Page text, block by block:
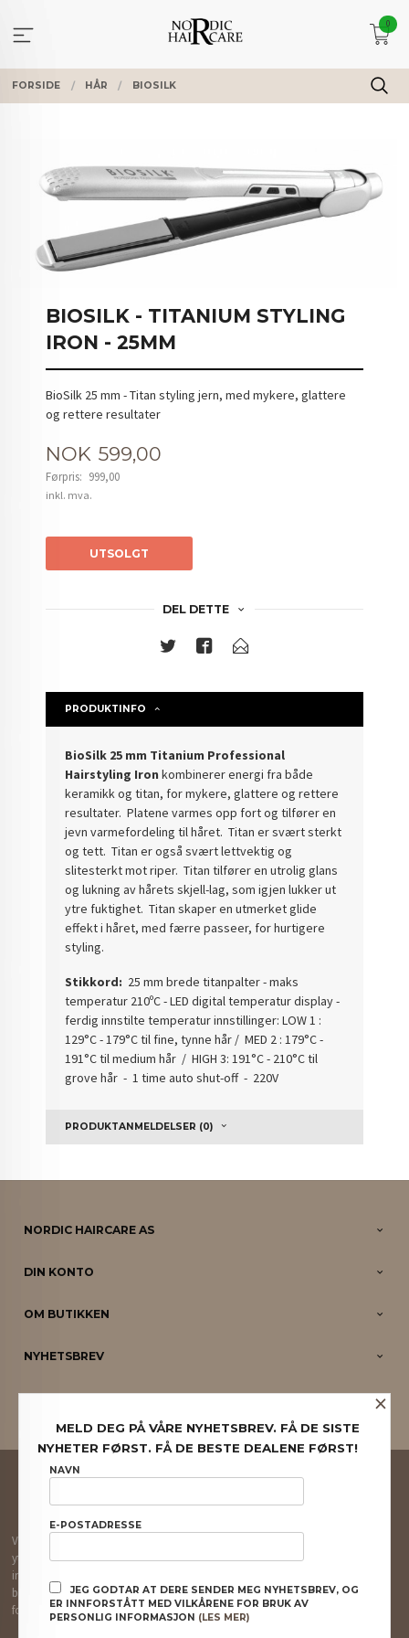
innholdet
0
FORSIDE HÅR BIOSILK
BIOSILK - TITANIUM STYLING
IRON - 25MM
BioSilk 25 mm - Titan styling jern, med mykere, glattere
og rettere resultater
Tilbud
NOK 599,00
Førpris: 999,00
Rabatt
inkl. mva.
UTSOLGT
DEL DETTE
PRODUKTINFO
BioSilk 25 mm Titanium Professional
Hairstyling Iron kombinerer energi fra både
keramikk og titan, for mykere, glattere og rettere
resultater. Platene varmes opp fort og tilfører en
jevn varmefordeling til håret. Titan er svært sterkt
og tett. Titan er også svært lettvektig og
slitesterkt mot riper. Titan tilfører en utrolig glans
og lukning av hårets skjell-lag, som igjen lukker ut
ytre fuktighet. Titan skaper en utmerket glide
effekt i håret, med færre passeer, for hurtigere
styling.
Stikkord: 25 mm brede titanpalter - maks
temperatur 210ºC - LED digital temperatur display -
ferdig innstilte temperatur innstillinger: LOW 1 :
129°C - 179°C til fine, tynne hår / MED 2 : 179°C -
191°C til medium hår / HIGH 3: 191°C - 210°C til
grove hår - 1 time auto shut-off - 220V
PRODUKTANMELDELSER (0)
NORDIC HAIRCARE AS
DIN KONTO
OM BUTIKKEN
NYHETSBREV
PARTNERE
FRAKT
Vår nettbutikk bruker cookies slik at du får en bedre kjøpsopplevelse og vi kan
yte deg bedre service. Vi bruker cookies hovedsaklig til å lagre
innloggingsdetaljer og huske hva du har puttet i handlekurven din. Fortsett å
bruke siden som normalt om du godtar dette.Les merellerendre innstillinger
for cookies.
×
MELD DEG PÅ VÅRE NYHETSBREV. FÅ DE SISTE
NYHETER FØRST. FÅ DE BESTE DEALENE FØRST!
NAVN
E-POSTADRESSE
JEG GODTAR AT DERE SENDER MEG NYHETSBREV, OG
ER INNFORSTÅTT MED VILKÅRENE FOR BRUK AV
PERSONLIG INFORMASJON (LES MER)